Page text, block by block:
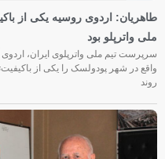
طاهریان: اردوی روسیه یکی از
ملی واترپلو بود
سرپرست تیم ملی واترپلوی ایران،
واقع در شهر پودولسک را یکی از
روند